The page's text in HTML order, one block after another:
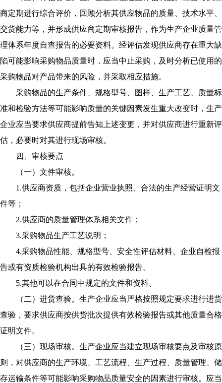
商定期进行综合评价，回顾分析其供应物品的质量、技术水平、
交货能力等，并形成供应商定期审核报告，作为生产企业质量管
理体系年度自查报告的必要资料。经评估发现供应商存在重大缺
陷可能影响采购物品质量时，应当中止采购，及时分析已使用的
采购物品对产品带来的风险，并采取相应措施。
采购物品的生产条件、规格型号、图样、生产工艺、质量标
准和检验方法等可能影响质量的关键因素发生重大改变时，生产
企业应当要求供应商提前告知上述变更，并对供应商进行重新评
估，必要时对其进行现场审核。
四、审核要点
（一）文件审核。
1.供应商资质，包括企业营业执照、合法的生产经营证明文
件等；
2.供应商的质量管理体系相关文件；
3.采购物品生产工艺说明；
4.采购物品性能、规格型号、安全性评估材料、企业自检报
告或有资质检验机构出具的有效检验报告。
5.其他可以在合同中规定的文件和资料。
（二）进货查验。生产企业应当严格按照规定要求进行进货
查验，要求供应商按供货批次提供有效检验报告或其他质量合格
证明文件。
（三）现场审核。生产企业应当建立现场审核要点及审核原
则，对供应商的生产环境、工艺流程、生产过程、质量管理、储
存运输条件等可能影响采购物品质量安全的因素进行审核。应当